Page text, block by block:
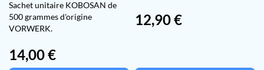
Sachet unitaire KOBOSAN de
500 grammes d'origine
VORWERK.
Prix
14,00 €
Prix
12,90 €